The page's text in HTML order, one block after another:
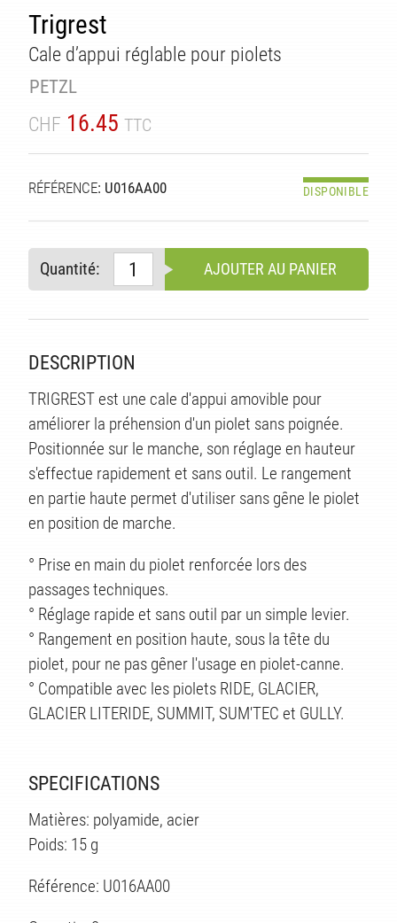
Trigrest
Cale d’appui réglable pour piolets
PETZL
CHF 16.45 TTC
RÉFÉRENCE: U016AA00 DISPONIBLE
Quantité: AJOUTER AU PANIER
DESCRIPTION
TRIGREST est une cale d'appui amovible pour
améliorer la préhension d'un piolet sans poignée.
Positionnée sur le manche, son réglage en hauteur
s'effectue rapidement et sans outil. Le rangement
en partie haute permet d'utiliser sans gêne le piolet
en position de marche.
° Prise en main du piolet renforcée lors des
passages techniques.
° Réglage rapide et sans outil par un simple levier.
° Rangement en position haute, sous la tête du
piolet, pour ne pas gêner l'usage en piolet-canne.
° Compatible avec les piolets RIDE, GLACIER,
GLACIER LITERIDE, SUMMIT, SUM'TEC et GULLY.
SPECIFICATIONS
Matières: polyamide, acier
Poids: 15 g
Référence: U016AA00